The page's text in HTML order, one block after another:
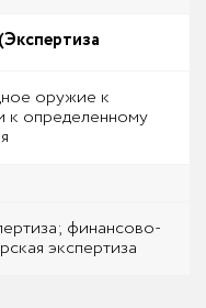
оружие к
к определенному
финансово-
экспертиза